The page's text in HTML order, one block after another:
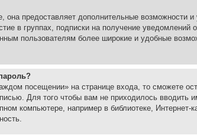
предоставляет дополнительные возможности
в группах, подписки на получение
пользователям более широкие и удобные
посещении» на странице входа, то сможете
Для того чтобы вам не приходилось
компьютере, например в библиотеке,